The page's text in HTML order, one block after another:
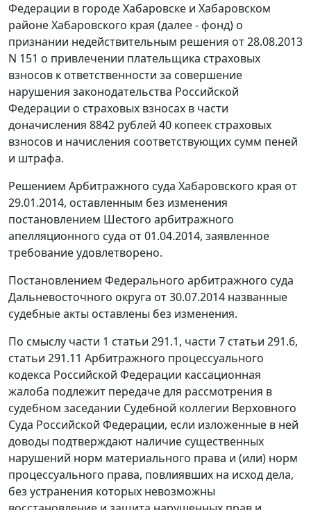
Федерации в городе Хабаровске и Хабаровском
районе Хабаровского края (далее - фонд) о
признании недействительным решения от 28.08.2013
N 151 о привлечении плательщика страховых
взносов к ответственности за совершение
нарушения законодательства Российской
Федерации о страховых взносах в части
доначисления 8842 рублей 40 копеек страховых
взносов и начисления соответствующих сумм пеней
и штрафа.
Решением Арбитражного суда Хабаровского края от
29.01.2014, оставленным без изменения
постановлением Шестого арбитражного
апелляционного суда от 01.04.2014, заявленное
требование удовлетворено.
Постановлением Федерального арбитражного суда
Дальневосточного округа от 30.07.2014 названные
судебные акты оставлены без изменения.
По смыслу части 1 статьи 291.1, части 7 статьи 291.6,
статьи 291.11 Арбитражного процессуального
кодекса Российской Федерации кассационная
жалоба подлежит передаче для рассмотрения в
судебном заседании Судебной коллегии Верховного
Суда Российской Федерации, если изложенные в ней
доводы подтверждают наличие существенных
нарушений норм материального права и (или) норм
процессуального права, повлиявших на исход дела,
без устранения которых невозможны